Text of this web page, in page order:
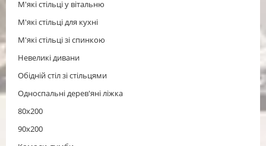
М'які стільці у вітальню
М'які стільці для кухні
М'які стільці зі спинкою
Невеликі дивани
Обідній стіл зі стільцями
Односпальні дерев'яні ліжка
80х200
90х200